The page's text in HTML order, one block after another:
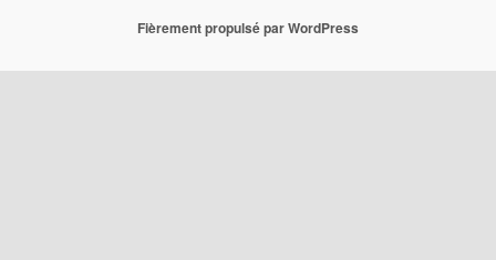
Fièrement propulsé par WordPress